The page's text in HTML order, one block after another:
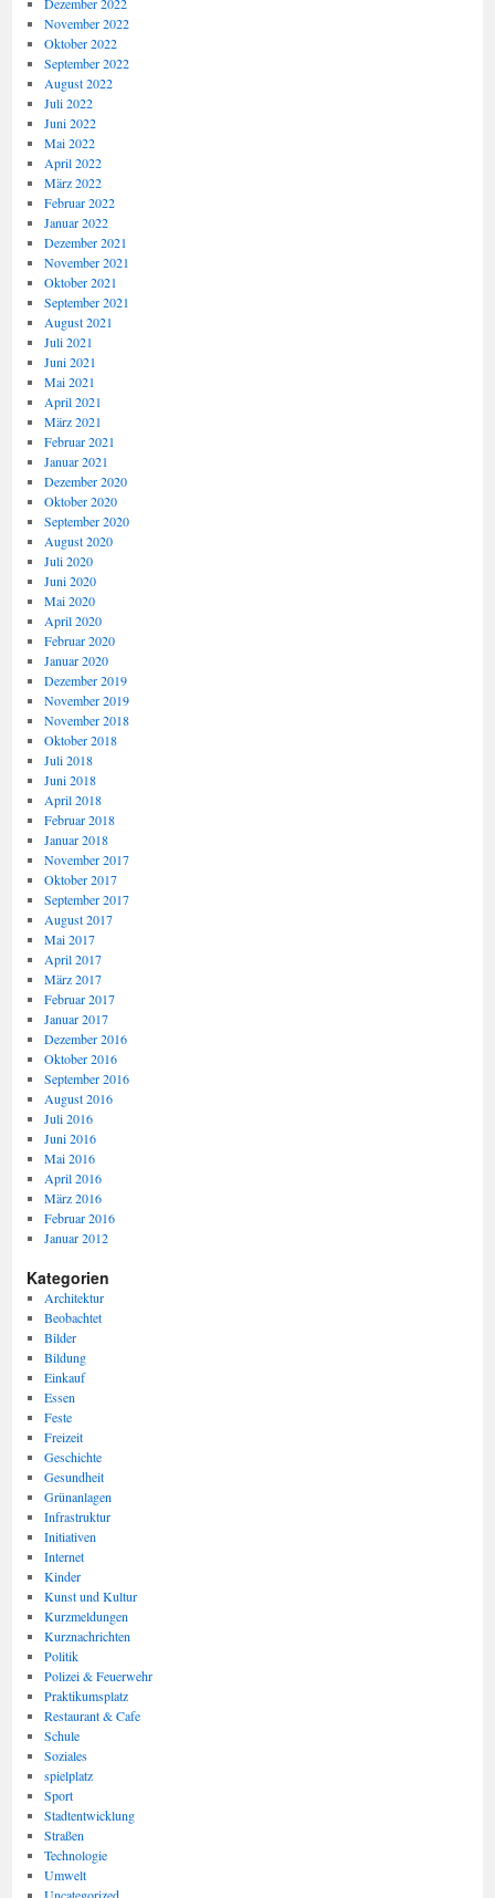
Dezember 2022
November 2022
Oktober 2022
September 2022
August 2022
Juli 2022
Juni 2022
Mai 2022
April 2022
März 2022
Februar 2022
Januar 2022
Dezember 2021
November 2021
Oktober 2021
September 2021
August 2021
Juli 2021
Juni 2021
Mai 2021
April 2021
März 2021
Februar 2021
Januar 2021
Dezember 2020
Oktober 2020
September 2020
August 2020
Juli 2020
Juni 2020
Mai 2020
April 2020
Februar 2020
Januar 2020
Dezember 2019
November 2019
November 2018
Oktober 2018
Juli 2018
Juni 2018
April 2018
Februar 2018
Januar 2018
November 2017
Oktober 2017
September 2017
August 2017
Mai 2017
April 2017
März 2017
Februar 2017
Januar 2017
Dezember 2016
Oktober 2016
September 2016
August 2016
Juli 2016
Juni 2016
Mai 2016
April 2016
März 2016
Februar 2016
Januar 2012
Kategorien
Architektur
Beobachtet
Bilder
Bildung
Einkauf
Essen
Feste
Freizeit
Geschichte
Gesundheit
Grünanlagen
Infrastruktur
Initiativen
Internet
Kinder
Kunst und Kultur
Kurzmeldungen
Kurznachrichten
Politik
Polizei & Feuerwehr
Praktikumsplatz
Restaurant & Cafe
Schule
Soziales
spielplatz
Sport
Stadtentwicklung
Straßen
Technologie
Umwelt